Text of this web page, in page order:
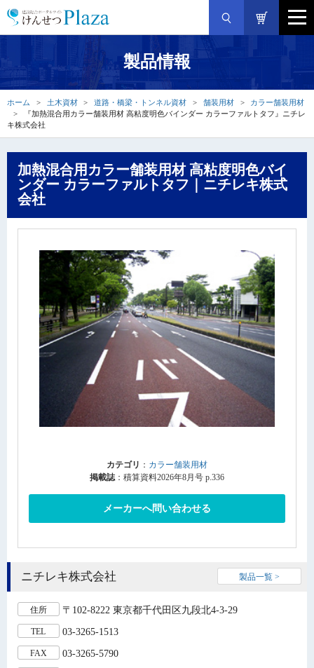
製品情報
ホーム 土木資材 道路・橋梁・トンネル資材 舗装用材
カラー舗装用材
『加熱混合用カラー舗装用材 高粘度明色バインダー カラーファルトタフ』ニチレ
キ株式会社
加熱混合用カラー舗装用材 高粘度明色バイ
ンダー カラーファルトタフ｜ニチレキ株式
会社
カテゴリ ： カラー舗装用材
掲載誌 ：積算資料2026年8月号 p.336
メーカーへ問い合わせる
ニチレキ株式会社 製品一覧 >
住所 〒102-8222 東京都千代田区九段北4-3-29
TEL 03-3265-1513
FAX 03-3265-5790